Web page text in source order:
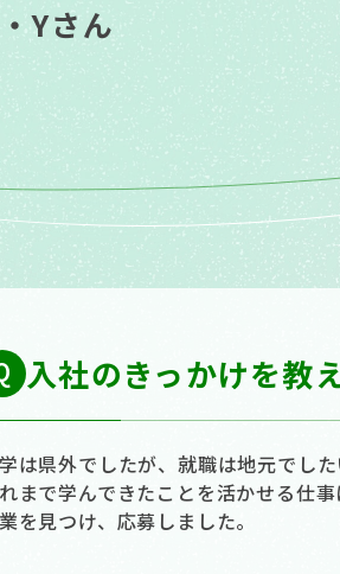
Yさん
入社のきっかけを教
は県外でしたが、就職は地元でし
まで学んできたことを活かせる仕
を見つけ、応募しました。